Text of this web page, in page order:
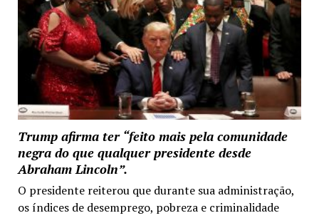
Trump afirma ter “feito mais pela comunidade
negra do que qualquer presidente desde
Abraham Lincoln”.
O presidente reiterou que durante sua administração,
os índices de desemprego, pobreza e criminalidade